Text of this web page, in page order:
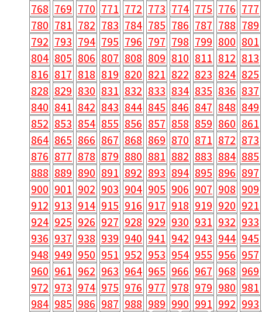
768 769 770 771 772 773 774 775 776 777
780 781 782 783 784 785 786 787 788 789
792 793 794 795 796 797 798 799 800 801
804 805 806 807 808 809 810 811 812 813
816 817 818 819 820 821 822 823 824 825
828 829 830 831 832 833 834 835 836 837
840 841 842 843 844 845 846 847 848 849
852 853 854 855 856 857 858 859 860 861
864 865 866 867 868 869 870 871 872 873
876 877 878 879 880 881 882 883 884 885
888 889 890 891 892 893 894 895 896 897
900 901 902 903 904 905 906 907 908 909
912 913 914 915 916 917 918 919 920 921
924 925 926 927 928 929 930 931 932 933
936 937 938 939 940 941 942 943 944 945
948 949 950 951 952 953 954 955 956 957
960 961 962 963 964 965 966 967 968 969
972 973 974 975 976 977 978 979 980 981
984 985 986 987 988 989 990 991 992 993